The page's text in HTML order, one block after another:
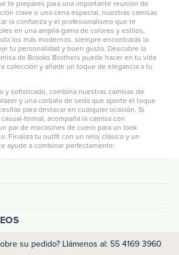
te prepares para una importante reunión de
clave o una cena especial, nuestras camisas
la confianza y el profesionalismo que te
en una amplia gama de colores y estilos,
los más modernos, siempre encontrarás la
tu personalidad y buen gusto. Descubre la
de Brooks Brothers puede hacer en tu vida
colección y añade un toque de elegancia a tu
y sofisticado, combina nuestras camisas de
y una corbata de seda que aporte el toque
para destacar en cualquier ocasión. Si
formal, acompaña la camisa con
par de mocasines de cuero para un look
Finaliza tu outfit con un reloj clásico y un
ayude a combinar perfectamente.
su pedido? Llámenos al: 55 4169 3960